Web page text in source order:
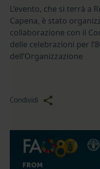
L’evento, che si terrà a
Capena, è stato
collaborazione con il
delle celebrazioni per
dell’Organizzazione
Condividi share